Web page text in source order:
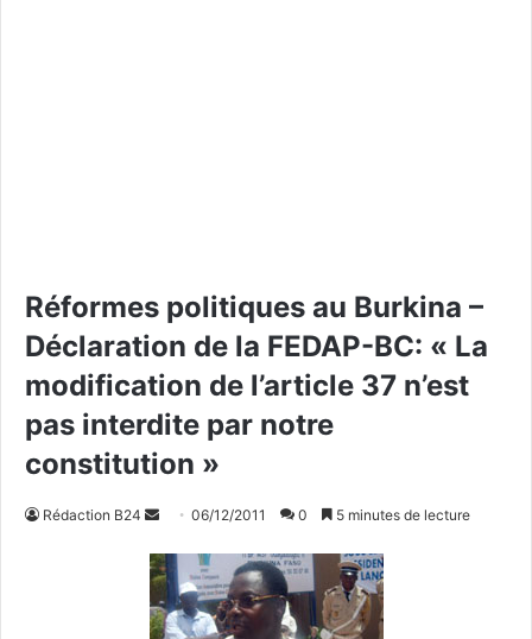
Réformes politiques au Burkina –
Déclaration de la FEDAP-BC: « La
modification de l’article 37 n’est
pas interdite par notre
constitution »
Rédaction B24
v
o
y
06/12/2011 0 5 minutes de lecture